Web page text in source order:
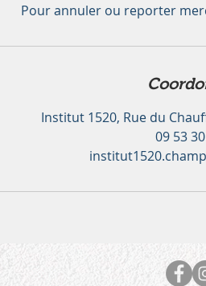
Pour annuler ou reporter
Institut 1520, Rue du
09 53